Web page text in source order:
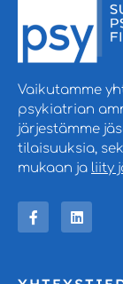
Vaikutamme
psykiatrian
järjestämme
tilaisuuksia,
mukaan ja liity